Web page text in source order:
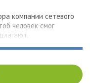
компании сетевого
человек смог